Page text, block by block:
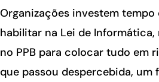
Organizações investem tempo
habilitar na Lei de Informática,
no PPB para colocar tudo em
que passou despercebida, um